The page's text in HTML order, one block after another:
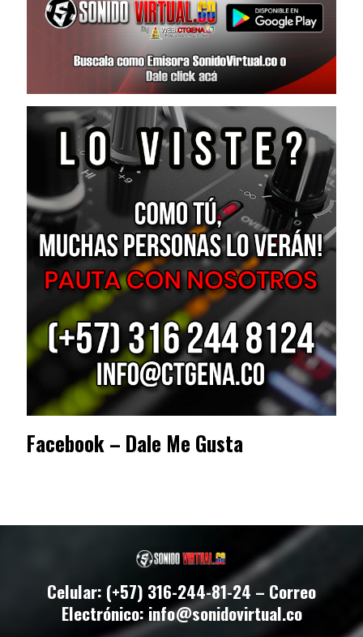
Facebook – Dale Me Gusta
Celular: (+57) 316-244-81-24 – Correo
Electrónico: info@sonidovirtual.co